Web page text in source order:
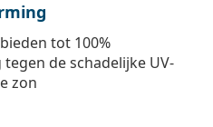
tot 100%
de schadelijke UV-
zon